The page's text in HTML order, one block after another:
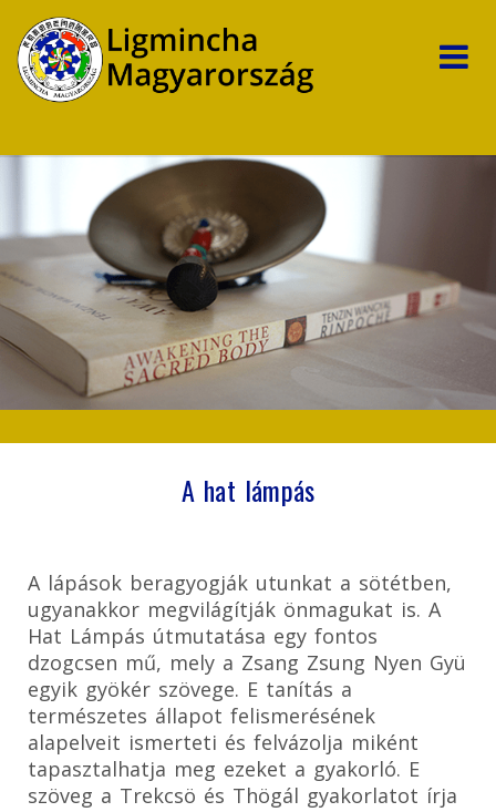
A hat lámpás
A lápások beragyogják utunkat a sötétben,
ugyanakkor megvilágítják önmagukat is. A
Hat Lámpás útmutatása egy fontos
dzogcsen mű, mely a Zsang Zsung Nyen Gyü
egyik gyökér szövege. E tanítás a
természetes állapot felismerésének
alapelveit ismerteti és felvázolja miként
tapasztalhatja meg ezeket a gyakorló. E
szöveg a Trekcsö és Thögál gyakorlatot írja